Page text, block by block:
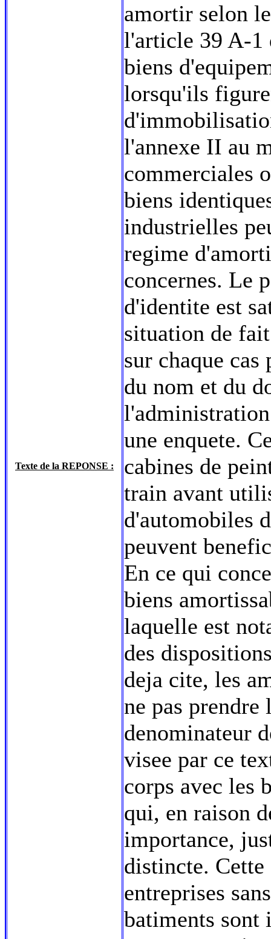
Texte de la REPONSE :
amortir selon
l'article 39 A-1
biens
lorsqu'ils
l'annexe II au
commerciales
biens
industrielles
regime
concernes. Le
d'identite est
situation de
sur chaque
du nom et du
une enquete.
cabines de
train avant
d'automobiles
peuvent
En ce qui
biens
laquelle est
des
deja cite, les
ne pas
denominateur
visee par ce
corps avec les
qui, en raison
importance,
distincte.
entreprises
batiments